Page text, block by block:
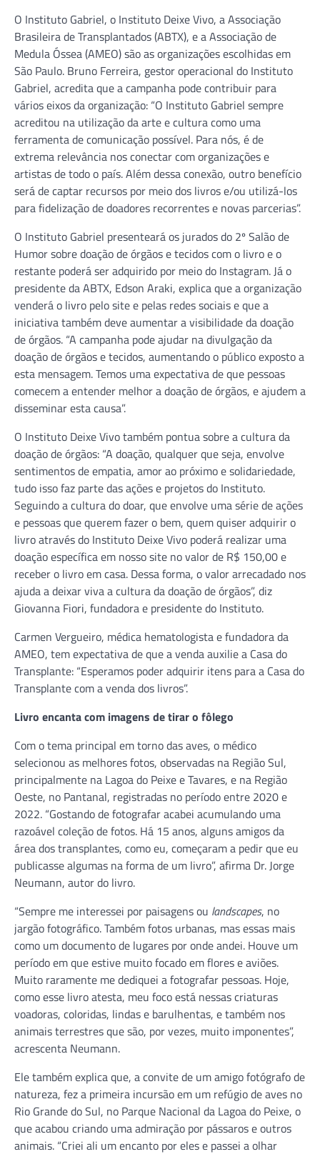
O Instituto Gabriel, o Instituto Deixe Vivo, a Associação
Brasileira de Transplantados (ABTX), e a Associação de
Medula Óssea (AMEO) são as organizações escolhidas em
São Paulo. Bruno Ferreira, gestor operacional do Instituto
Gabriel, acredita que a campanha pode contribuir para
vários eixos da organização: “O Instituto Gabriel sempre
acreditou na utilização da arte e cultura como uma
ferramenta de comunicação possível. Para nós, é de
extrema relevância nos conectar com organizações e
artistas de todo o país. Além dessa conexão, outro benefício
será de captar recursos por meio dos livros e/ou utilizá-los
para fidelização de doadores recorrentes e novas parcerias”.
O Instituto Gabriel presenteará os jurados do 2º Salão de
Humor sobre doação de órgãos e tecidos com o livro e o
restante poderá ser adquirido por meio do Instagram. Já o
presidente da ABTX, Edson Araki, explica que a organização
venderá o livro pelo site e pelas redes sociais e que a
iniciativa também deve aumentar a visibilidade da doação
de órgãos. “A campanha pode ajudar na divulgação da
doação de órgãos e tecidos, aumentando o público exposto a
esta mensagem. Temos uma expectativa de que pessoas
comecem a entender melhor a doação de órgãos, e ajudem a
disseminar esta causa”.
O Instituto Deixe Vivo também pontua sobre a cultura da
doação de órgãos: “A doação, qualquer que seja, envolve
sentimentos de empatia, amor ao próximo e solidariedade,
tudo isso faz parte das ações e projetos do Instituto.
Seguindo a cultura do doar, que envolve uma série de ações
e pessoas que querem fazer o bem, quem quiser adquirir o
livro através do Instituto Deixe Vivo poderá realizar uma
doação específica em nosso site no valor de R$ 150,00 e
receber o livro em casa. Dessa forma, o valor arrecadado nos
ajuda a deixar viva a cultura da doação de órgãos”, diz
Giovanna Fiori, fundadora e presidente do Instituto.
Carmen Vergueiro, médica hematologista e fundadora da
AMEO, tem expectativa de que a venda auxilie a Casa do
Transplante: “Esperamos poder adquirir itens para a Casa do
Transplante com a venda dos livros”.
Livro encanta com imagens de tirar o fôlego
Com o tema principal em torno das aves, o médico
selecionou as melhores fotos, observadas na Região Sul,
principalmente na Lagoa do Peixe e Tavares, e na Região
Oeste, no Pantanal, registradas no período entre 2020 e
2022. “Gostando de fotografar acabei acumulando uma
razoável coleção de fotos. Há 15 anos, alguns amigos da
área dos transplantes, como eu, começaram a pedir que eu
publicasse algumas na forma de um livro”, afirma Dr. Jorge
Neumann, autor do livro.
“Sempre me interessei por paisagens ou landscapes, no
jargão fotográfico. Também fotos urbanas, mas essas mais
como um documento de lugares por onde andei. Houve um
período em que estive muito focado em flores e aviões.
Muito raramente me dediquei a fotografar pessoas. Hoje,
como esse livro atesta, meu foco está nessas criaturas
voadoras, coloridas, lindas e barulhentas, e também nos
animais terrestres que são, por vezes, muito imponentes”,
acrescenta Neumann.
Ele também explica que, a convite de um amigo fotógrafo de
natureza, fez a primeira incursão em um refúgio de aves no
Rio Grande do Sul, no Parque Nacional da Lagoa do Peixe, o
que acabou criando uma admiração por pássaros e outros
animais. “Criei ali um encanto por eles e passei a olhar